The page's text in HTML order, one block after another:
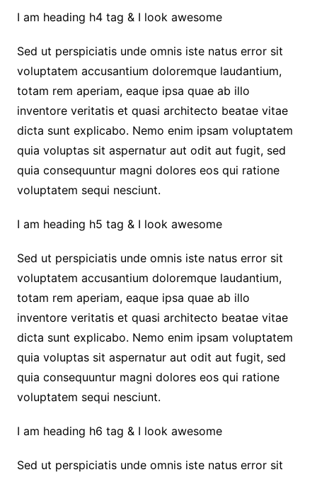
I am heading h4 tag & I look awesome
Sed ut perspiciatis unde omnis iste natus error sit
voluptatem accusantium doloremque laudantium,
totam rem aperiam, eaque ipsa quae ab illo
inventore veritatis et quasi architecto beatae vitae
dicta sunt explicabo. Nemo enim ipsam voluptatem
quia voluptas sit aspernatur aut odit aut fugit, sed
quia consequuntur magni dolores eos qui ratione
voluptatem sequi nesciunt.
I am heading h5 tag & I look awesome
Sed ut perspiciatis unde omnis iste natus error sit
voluptatem accusantium doloremque laudantium,
totam rem aperiam, eaque ipsa quae ab illo
inventore veritatis et quasi architecto beatae vitae
dicta sunt explicabo. Nemo enim ipsam voluptatem
quia voluptas sit aspernatur aut odit aut fugit, sed
quia consequuntur magni dolores eos qui ratione
voluptatem sequi nesciunt.
I am heading h6 tag & I look awesome
Sed ut perspiciatis unde omnis iste natus error sit